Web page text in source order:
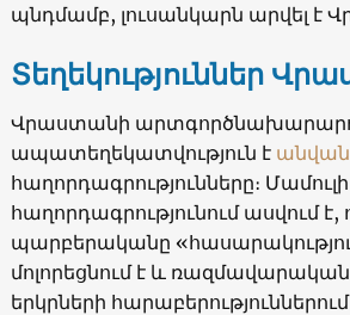
պնդմամբ, լուսանկարն արվել է
Տեղեկություններ
Վրաստանի
ապատեղեկատվություն է
հաղորդագրությունները։ Մամուլի
հաղորդագրությունում ասվում է,
պարբերականը
մոլորեցնում է և
երկրների